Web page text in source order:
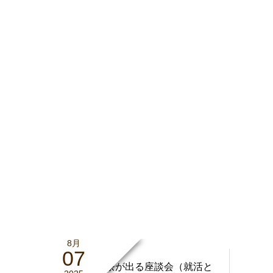
8月
07
8/27 日本茶が出る座談会（就活と